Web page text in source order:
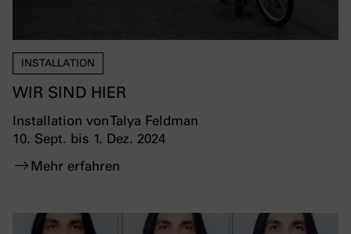
INSTALLATION
WIR SIND HIER
Installation von Talya Feldman
10. Sept. bis 1. Dez. 2024
Mehr erfahren